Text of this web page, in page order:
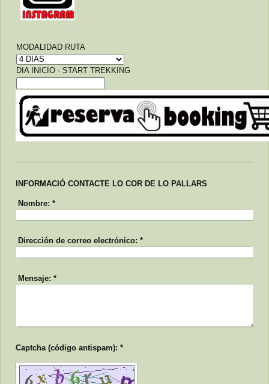
MODALIDAD RUTA
DIA INICIO - START TREKKING
INFORMACIÓ CONTACTE LO COR DE LO PALLARS
Nombre: *
Dirección de correo electrónico: *
Mensaje: *
Captcha (código antispam): *